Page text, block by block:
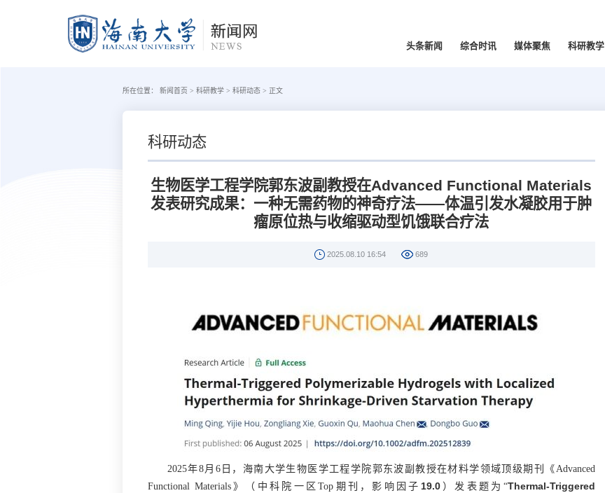
头条新闻 综合时讯 媒体聚焦 科研教学
所在位置： 新闻首页 > 科研教学 > 科研动态 > 正文
科研动态
生物医学工程学院郭东波副教授在Advanced Functional Materials
发表研究成果：一种无需药物的神奇疗法——体温引发水凝胶用于肿
瘤原位热与收缩驱动型饥饿联合疗法
2025.08.10 16:54 689
2025年8月6日，海南大学生物医学工程学院郭东波副教授在材料学领域顶级期刊《Advanced
Functional Materials》（中科院一区Top期刊，影响因子 19.0）发表题为“Thermal-Triggered